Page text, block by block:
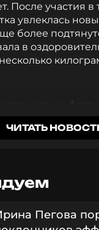
После участия в
увлеклась
более
в
новым фото в
результаты
артистку
как
ЧИТАТЬ
Пегова